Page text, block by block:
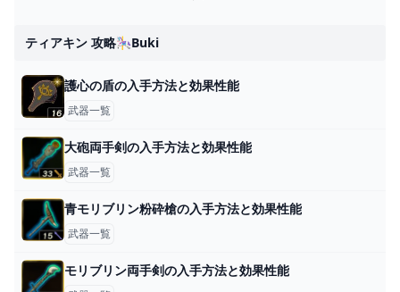
ティアキン 攻略🎠buki
護心の盾の入手方法と効果性能
武器一覧
大砲両手剣の入手方法と効果性能
武器一覧
青モリブリン粉砕槍の入手方法と効果性能
武器一覧
モリブリン両手剣の入手方法と効果性能